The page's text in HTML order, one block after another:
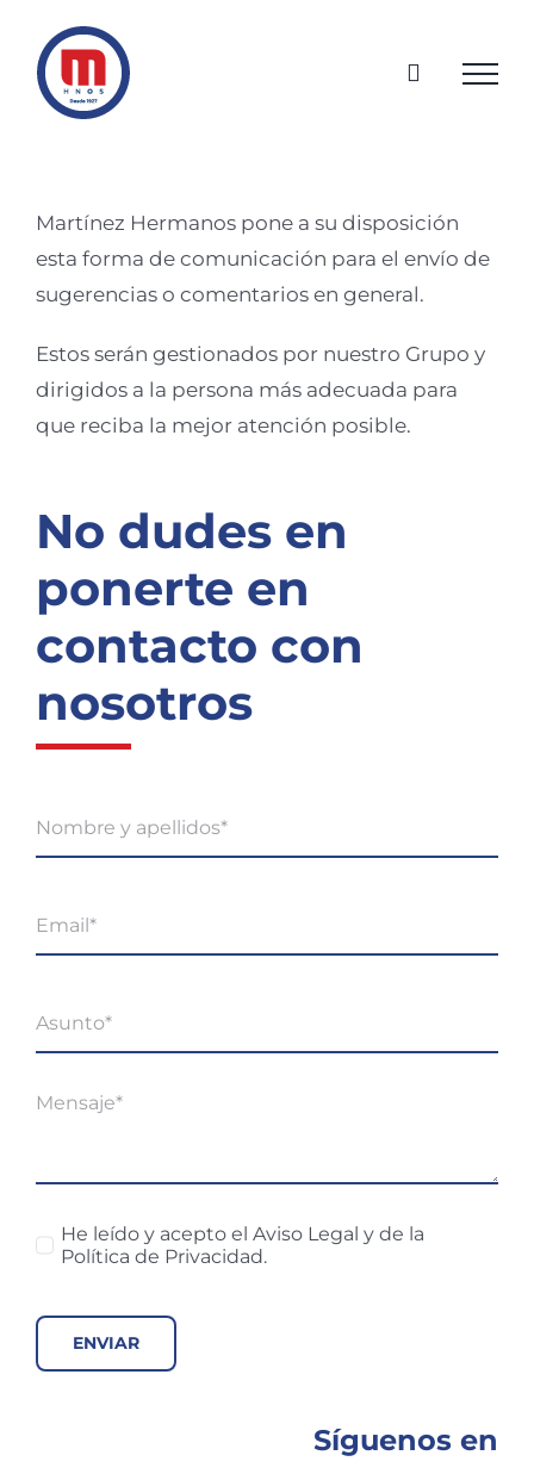
contenido
Martínez Hermanos pone a su disposición
esta forma de comunicación para el envío de
sugerencias o comentarios en general.
Estos serán gestionados por nuestro Grupo y
dirigidos a la persona más adecuada para
que reciba la mejor atención posible.
No dudes en
ponerte en
contacto con
nosotros
He leído y acepto el Aviso Legal y de la
Política de Privacidad.
ENVIAR
Síguenos en